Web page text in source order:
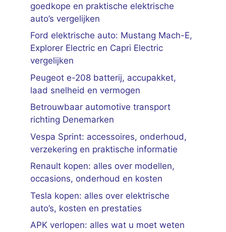
goedkope en praktische elektrische
auto’s vergelijken
Ford elektrische auto: Mustang Mach-E,
Explorer Electric en Capri Electric
vergelijken
Peugeot e-208 batterij, accupakket,
laad snelheid en vermogen
Betrouwbaar automotive transport
richting Denemarken
Vespa Sprint: accessoires, onderhoud,
verzekering en praktische informatie
Renault kopen: alles over modellen,
occasions, onderhoud en kosten
Tesla kopen: alles over elektrische
auto’s, kosten en prestaties
APK verlopen: alles wat u moet weten